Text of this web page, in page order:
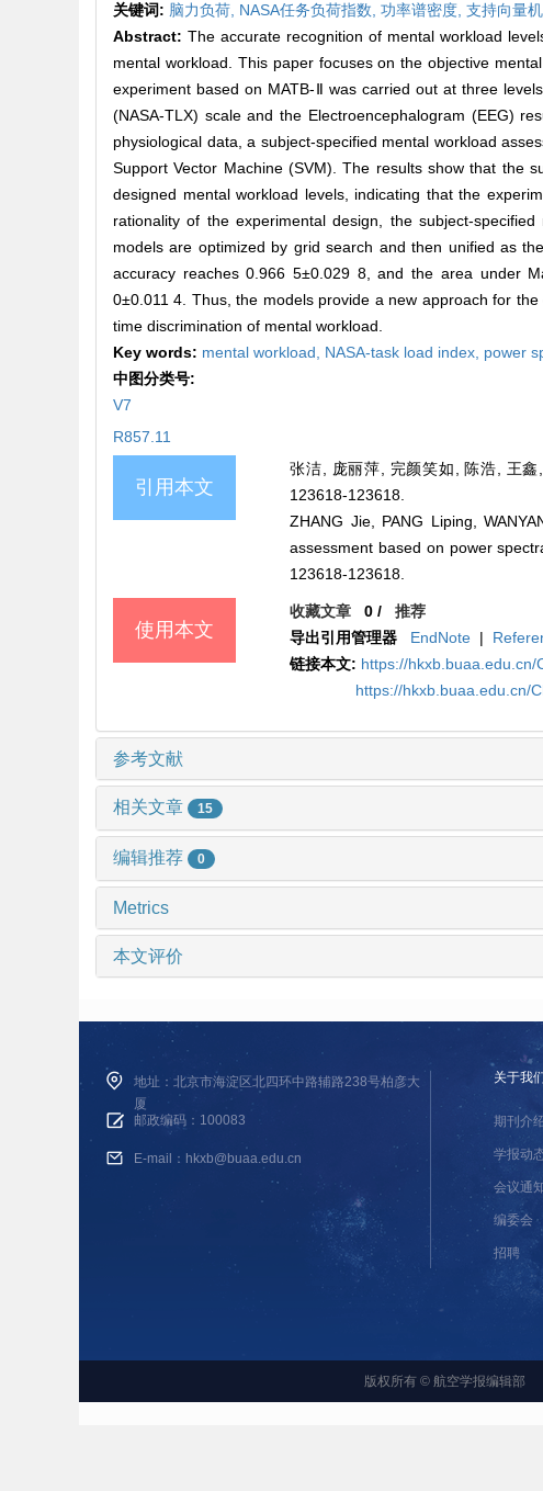
关键词: 脑力负荷, NASA任务负荷指数, 功率谱密度, 支持向量
Abstract:The accurate recognition of mental workload
mental workload. This paper focuses on the objective
experiment based on MATB-Ⅱ was carried out at three
(NASA-TLX) scale and the Electroencephalogram (EEG)
physiological data, a subject-specified mental workload
Support Vector Machine (SVM). The results show that the
designed mental workload levels, indicating that the
rationality of the experimental design, the subject-
models are optimized by grid search and then unified as
accuracy reaches 0.966 5±0.029 8, and the area under
0±0.011 4. Thus, the models provide a new approach for
time discrimination of mental workload.
Key words: mental workload, NASA-task load index, power
中图分类号:
V7
R857.11
引用本文
张洁, 庞丽萍, 完颜笑如, 陈浩, 王
123618-123618.
ZHANG Jie, PANG Liping,
assessment based on power
123618-123618.
使用本文
收藏文章 0 /推荐
导出引用管理器
EndNote |
链接本文: https://
https://hkxb.buaa.edu.cn/
参考文献
相关文章 15
编辑推荐 0
Metrics
本文评价
地址：北京市海淀区北四环中路辅路238号柏彦大
厦
邮政编码：100083
E-mail：hkxb@buaa.edu.cn
关于我
期刊介
学报动
会议通
编委会
招聘
版权所有 © 航空学报编辑部